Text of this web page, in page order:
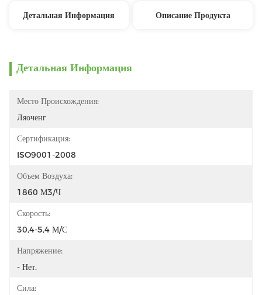
Детальная Информация Описание Продукта
Детальная Информация
Место Происхождения:
Ляоченг
Сертификация:
ISO9001-2008
Объем Воздуха:
1860 М3/ч
Скорость:
30,4-5,4 М/с
Напряжение:
- Нет.
Сила: